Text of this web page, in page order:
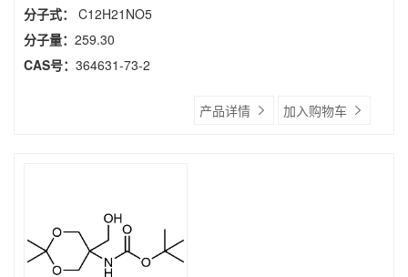
分子式： C12H21NO5
分子量： 259.30
CAS号： 364631-73-2
产品详情 加入购物车